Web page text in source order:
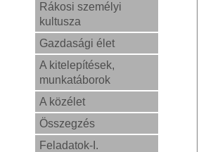
Rákosi személyi
kultusza
Gazdasági élet
A kitelepítések,
munkatáborok
A közélet
Összegzés
Feladatok-I.